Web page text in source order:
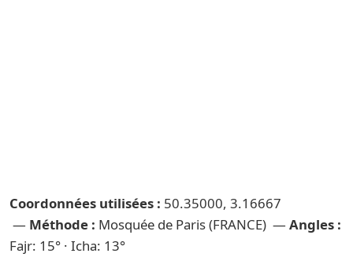
Coordonnées utilisées : 50.35000, 3.16667
— Méthode : Mosquée de Paris (FRANCE) — Angles :
Fajr: 15° · Icha: 13°